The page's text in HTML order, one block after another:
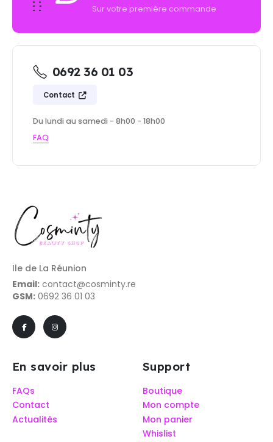
Sur votre première commande
0692 36 01 03
Contact
Du lundi au samedi - 8h00 - 18h00
FAQ
Ile de La Réunion
Email: contact@cosminty.re
GSM: 0692 36 01 03
En savoir plus
FAQs
Contact
Actualités
Support
Boutique
Mon compte
Mon panier
Whislist